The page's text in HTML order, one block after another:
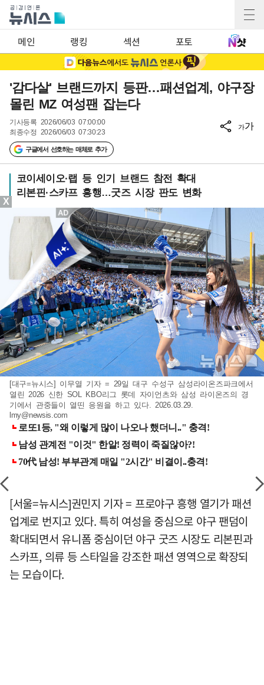
메인 랭킹 섹션 포토
'감다살' 브랜드까지 등판…패션업계, 야구장
몰린 MZ 여성팬 잡는다
기사등록 2026/06/03 07:00:00
최종수정 2026/06/03 07:30:23
구글에서 선호하는 매체로 추가
가가
코이세이오·랩 등 인기 브랜드 참전 확대
리본핀·스카프 흥행…굿즈 시장 판도 변화
[대구=뉴시스] 이무열 기자 = 29일 대구 수성구 삼성라이온즈파크에서
열린 2026 신한 SOL KBO리그 롯데 자이언츠와 삼성 라이온즈의 경
기에서 관중들이 열띤 응원을 하고 있다. 2026.03.29.
lmy@newsis.com
[서울=뉴시스]권민지 기자 = 프로야구 흥행 열기가 패션
업계로 번지고 있다. 특히 여성을 중심으로 야구 팬덤이
확대되면서 유니폼 중심이던 야구 굿즈 시장도 리본핀과
스카프, 의류 등 스타일을 강조한 패션 영역으로 확장되
는 모습이다.
X